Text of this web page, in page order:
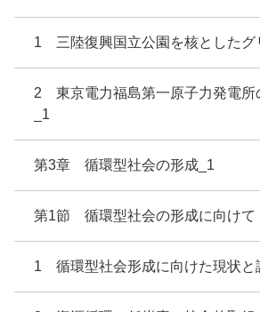
1 三陸復興国立公園を核としたグ
2 東京電力福島第一原子力発電所
_1
第3章 循環型社会の形成_1
第1節 循環型社会の形成に向けて
1 循環型社会形成に向けた現状と